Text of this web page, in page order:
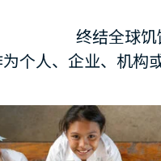
终结全球
个人、企业、机构